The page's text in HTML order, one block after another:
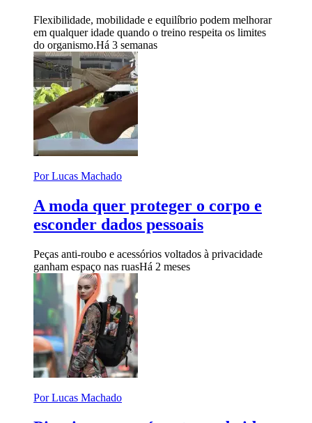
Flexibilidade, mobilidade e equilíbrio podem melhorar
em qualquer idade quando o treino respeita os limites
do organismo.Há 3 semanas
Por Lucas Machado
A moda quer proteger o corpo e
esconder dados pessoais
Peças anti-roubo e acessórios voltados à privacidade
ganham espaço nas ruasHá 2 meses
Por Lucas Machado